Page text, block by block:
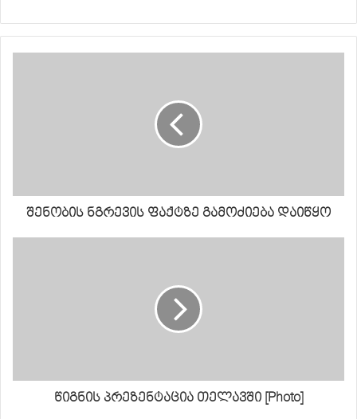
შენობის ნგრევის ფაქტზე გამოძიება დაიწყო
წიგნის პრეზენტაცია თელავში [Photo]